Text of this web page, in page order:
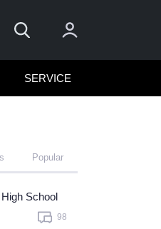
SERVICE
Popular
School
98